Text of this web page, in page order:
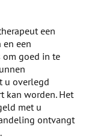
een
een
om goed in te
u overlegd
kan worden. Het
met u
ontvangt